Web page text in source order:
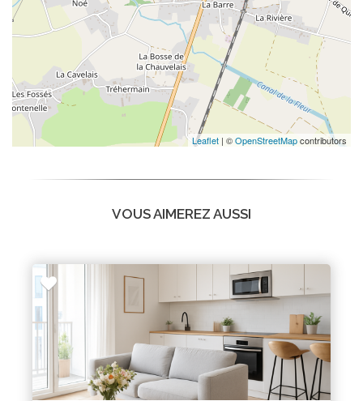
Leaflet | ©OpenStreetMapcontributors
VOUS AIMEREZ AUSSI